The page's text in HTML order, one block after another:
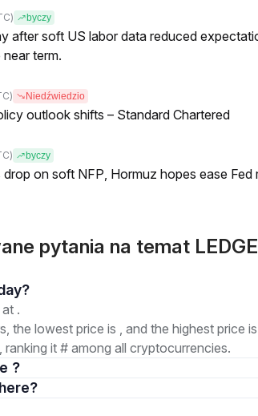
byczy
after soft US labor data reduced
term.
Niedźwiedzio
outlook shifts – Standard Chartered
byczy
on soft NFP, Hormuz hopes ease Fed
pytania na temat
is today?
.
the lowest price is , and the highest price
ranking it # among all cryptocurrencies.
?
are there?